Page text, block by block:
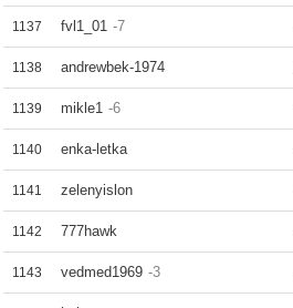
1137 fvl1_01 -7
1138 andrewbek-1974
1139 mikle1 -6
1140 enka-letka
1141 zelenyislon
1142 777hawk
1143 vedmed1969 -3